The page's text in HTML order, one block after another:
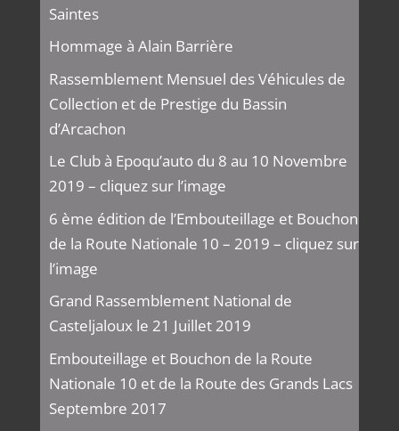
Saintes
Hommage à Alain Barrière
Rassemblement Mensuel des Véhicules de
Collection et de Prestige du Bassin
d’Arcachon
Le Club à Epoqu’auto du 8 au 10 Novembre
2019 – cliquez sur l’image
6 ème édition de l’Embouteillage et Bouchon
de la Route Nationale 10 – 2019 – cliquez sur
l’image
Grand Rassemblement National de
Casteljaloux le 21 Juillet 2019
Embouteillage et Bouchon de la Route
Nationale 10 et de la Route des Grands Lacs
Septembre 2017